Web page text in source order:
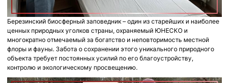
Березинский биосферный заповедник – один из старейших и наиболее
ценных природных уголков страны, охраняемый ЮНЕСКО и
многократно отмечаемый за богатство и неповторимость местной
флоры и фауны. Забота о сохранении этого уникального природного
объекта требует постоянных усилий по его благоустройству,
контролю и экологическому просвещению.